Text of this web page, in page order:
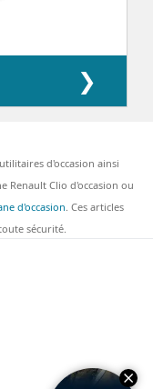
❯
d'occasion ainsi
Renault Clio d'occasion ou
d'occasion. Ces articles
sécurité.